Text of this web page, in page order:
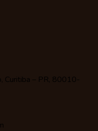
Curitiba – PR, 80010-